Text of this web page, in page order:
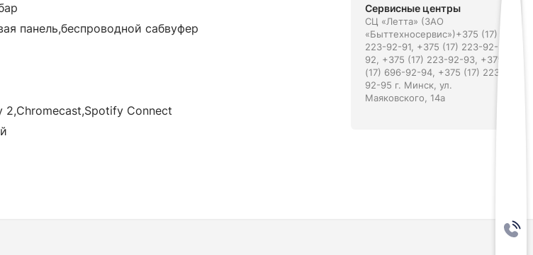
панель,беспроводной сабвуфер
2,Chromecast,Spotify Connect
Сервисные центры
СЦ «Летта» (ЗАО
«Быттехносервис»)+375 (17)
223-92-91, +375 (17) 223-92-
92, +375 (17) 223-92-93, +375
(17) 696-92-94, +375 (17) 223-
92-95 г. Минск, ул.
Маяковского, 14а